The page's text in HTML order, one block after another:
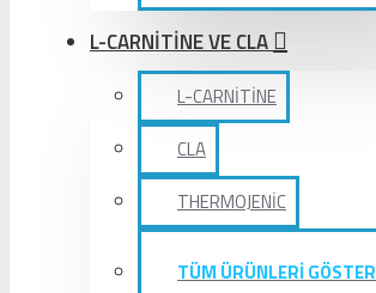
L-CARNİTİNE VE CLA
L-CARNİTİNE
CLA
THERMOJENİC
TÜM ÜRÜNLERİ GÖSTER